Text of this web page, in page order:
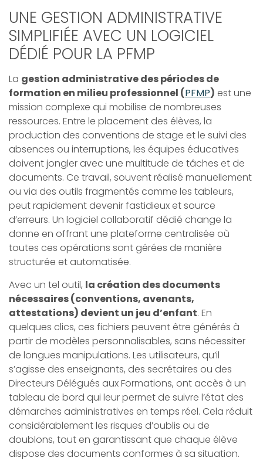
UNE GESTION ADMINISTRATIVE
SIMPLIFIÉE AVEC UN LOGICIEL
DÉDIÉ POUR LA PFMP
La gestion administrative des périodes de
formation en milieu professionnel (PFMP) est une
mission complexe qui mobilise de nombreuses
ressources. Entre le placement des élèves, la
production des conventions de stage et le suivi des
absences ou interruptions, les équipes éducatives
doivent jongler avec une multitude de tâches et de
documents. Ce travail, souvent réalisé manuellement
ou via des outils fragmentés comme les tableurs,
peut rapidement devenir fastidieux et source
d’erreurs. Un logiciel collaboratif dédié change la
donne en offrant une plateforme centralisée où
toutes ces opérations sont gérées de manière
structurée et automatisée.
Avec un tel outil, la création des documents
nécessaires (conventions, avenants,
attestations) devient un jeu d’enfant. En
quelques clics, ces fichiers peuvent être générés à
partir de modèles personnalisables, sans nécessiter
de longues manipulations. Les utilisateurs, qu’il
s’agisse des enseignants, des secrétaires ou des
Directeurs Délégués aux Formations, ont accès à un
tableau de bord qui leur permet de suivre l’état des
démarches administratives en temps réel. Cela réduit
considérablement les risques d’oublis ou de
doublons, tout en garantissant que chaque élève
dispose des documents conformes à sa situation.